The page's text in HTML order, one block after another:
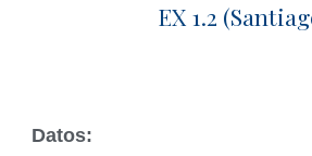
EX 1.2
Datos: